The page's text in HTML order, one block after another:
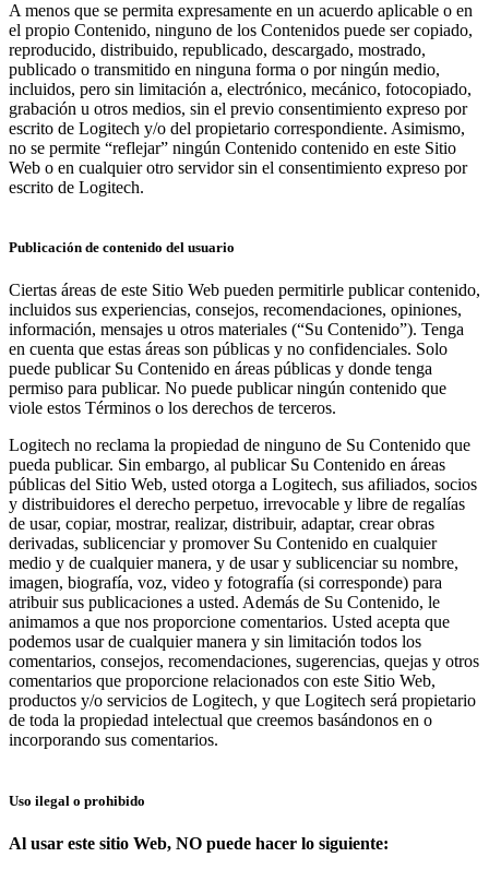
A menos que se permita expresamente en un acuerdo aplicable o en
el propio Contenido, ninguno de los Contenidos puede ser copiado,
reproducido, distribuido, republicado, descargado, mostrado,
publicado o transmitido en ninguna forma o por ningún medio,
incluidos, pero sin limitación a, electrónico, mecánico, fotocopiado,
grabación u otros medios, sin el previo consentimiento expreso por
escrito de Logitech y/o del propietario correspondiente. Asimismo,
no se permite “reflejar” ningún Contenido contenido en este Sitio
Web o en cualquier otro servidor sin el consentimiento expreso por
escrito de Logitech.
Publicación de contenido del usuario
Ciertas áreas de este Sitio Web pueden permitirle publicar contenido,
incluidos sus experiencias, consejos, recomendaciones, opiniones,
información, mensajes u otros materiales (“Su Contenido”). Tenga
en cuenta que estas áreas son públicas y no confidenciales. Solo
puede publicar Su Contenido en áreas públicas y donde tenga
permiso para publicar. No puede publicar ningún contenido que
viole estos Términos o los derechos de terceros.
Logitech no reclama la propiedad de ninguno de Su Contenido que
pueda publicar. Sin embargo, al publicar Su Contenido en áreas
públicas del Sitio Web, usted otorga a Logitech, sus afiliados, socios
y distribuidores el derecho perpetuo, irrevocable y libre de regalías
de usar, copiar, mostrar, realizar, distribuir, adaptar, crear obras
derivadas, sublicenciar y promover Su Contenido en cualquier
medio y de cualquier manera, y de usar y sublicenciar su nombre,
imagen, biografía, voz, video y fotografía (si corresponde) para
atribuir sus publicaciones a usted. Además de Su Contenido, le
animamos a que nos proporcione comentarios. Usted acepta que
podemos usar de cualquier manera y sin limitación todos los
comentarios, consejos, recomendaciones, sugerencias, quejas y otros
comentarios que proporcione relacionados con este Sitio Web,
productos y/o servicios de Logitech, y que Logitech será propietario
de toda la propiedad intelectual que creemos basándonos en o
incorporando sus comentarios.
Uso ilegal o prohibido
Al usar este sitio Web, NO puede hacer lo siguiente: